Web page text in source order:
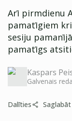
Arī pirmdienu
pamatīgiem
sesiju
pamatīgs
Kaspars
Galvenais
Dalīties Saglabāt